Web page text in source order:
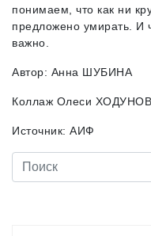
понимаем, что как ни
предложено умирать. И
важно.
Автор: Анна ШУБИНА
Коллаж Олеси
Источник: АИФ